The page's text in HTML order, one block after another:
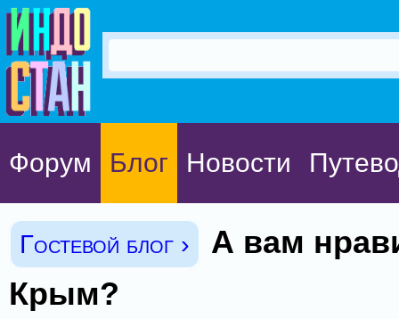
Форум Блог Новости
Гостевой блог ›
А вам
Крым?